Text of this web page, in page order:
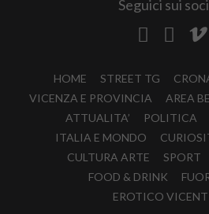
Seguici sui
HOME STREET TG
VICENZA E PROVINCIA
AREA
ATTUALITA’
POLITICA
ITALIA E MONDO
CULTURA ARTE
SPORT
FOOD & DRINK
EROTICO